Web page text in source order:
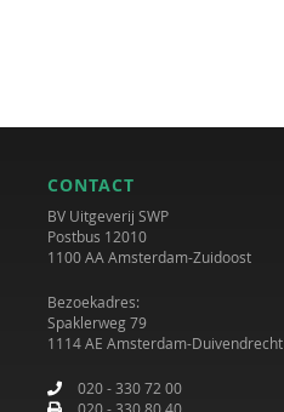
CONTACT
BV Uitgeverij SWP
Postbus 12010
1100 AA Amsterdam-Zuidoost
Bezoekadres:
Spaklerweg 79
1114 AE Amsterdam-Duivendrecht
020 - 330 72 00